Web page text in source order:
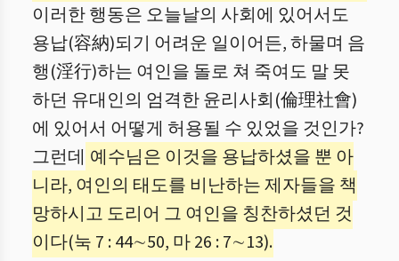
이러한 행동은 오늘날의 사회에 있어서도
용납(容納)되기 어려운 일이어든, 하물며 음
행(淫行)하는 여인을 돌로 쳐 죽여도 말 못
하던 유대인의 엄격한 윤리사회(倫理社會)
에 있어서 어떻게 허용될 수 있었을 것인가?
그런데 예수님은 이것을 용납하셨을 뿐 아
니라, 여인의 태도를 비난하는 제자들을 책
망하시고 도리어 그 여인을 칭찬하셨던 것
이다(눅 7 : 44∼50, 마 26 : 7∼13).